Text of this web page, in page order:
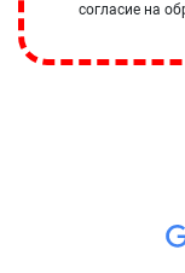
согласие на